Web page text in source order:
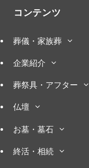
コンテンツ
葬儀・家族葬
企業紹介
葬祭具・アフター
仏壇
お墓・墓石
終活・相続